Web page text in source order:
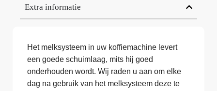
Extra informatie
Het melksysteem in uw koffiemachine levert
een goede schuimlaag, mits hij goed
onderhouden wordt. Wij raden u aan om elke
dag na gebruik van het melksysteem deze te